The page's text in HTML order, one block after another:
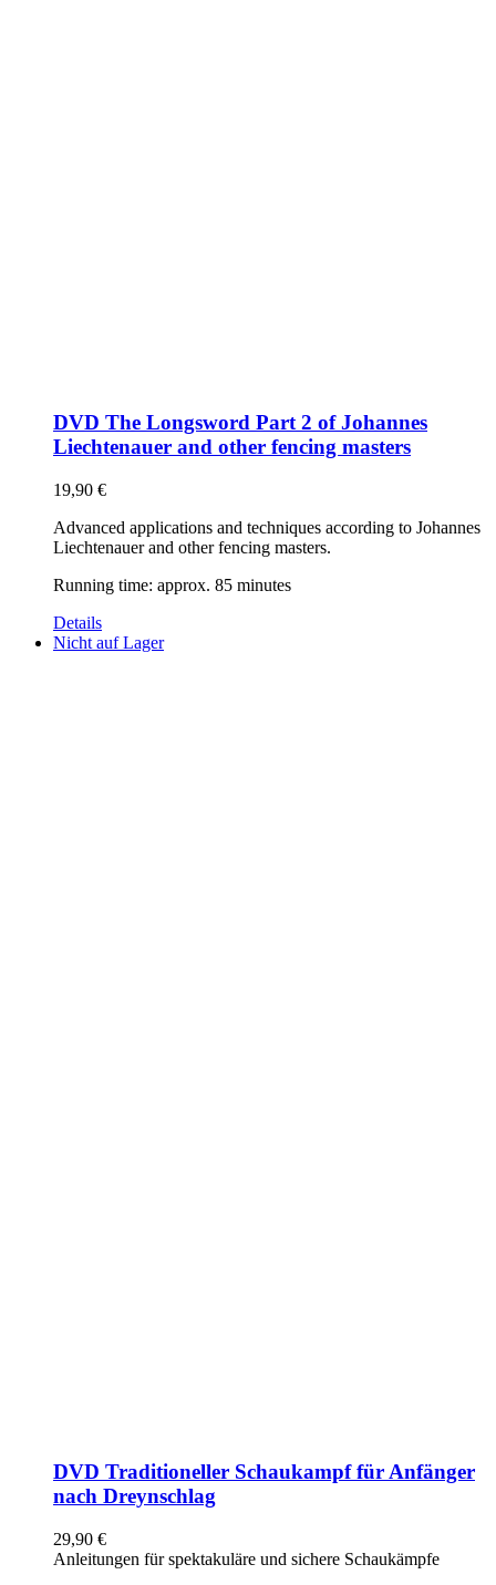
DVD The Longsword Part 2 of Johannes
Liechtenauer and other fencing masters
19,90 €
Advanced applications and techniques according to Johannes
Liechtenauer and other fencing masters.
Running time: approx. 85 minutes
Details
Nicht auf Lager
DVD Traditioneller Schaukampf für Anfänger
nach Dreynschlag
29,90 €
Anleitungen für spektakuläre und sichere Schaukämpfe